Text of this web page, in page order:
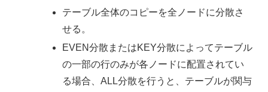
テーブル全体のコピーを全ノードに分散さ
せる。
EVEN分散またはKEY分散によってテーブル
の一部の行のみが各ノードに配置されてい
る場合、ALL分散を行うと、テーブルが関与